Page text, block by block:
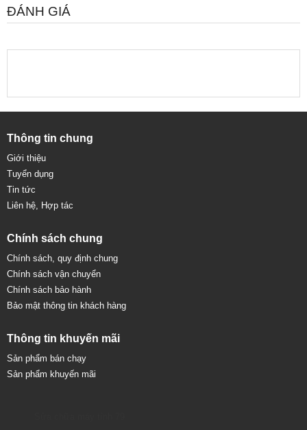
ĐÁNH GIÁ
Thông tin chung
Giới thiệu
Tuyển dụng
Tin tức
Liên hệ, Hợp tác
Chính sách chung
Chính sách, quy định chung
Chính sách vận chuyển
Chính sách bảo hành
Bảo mật thông tin khách hàng
Thông tin khuyến mãi
Sản phẩm bán chạy
Sản phẩm khuyến mãi